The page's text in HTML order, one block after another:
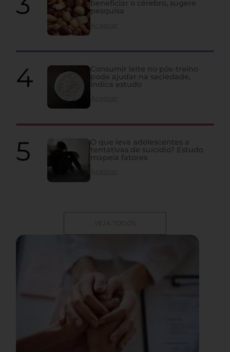
beneficiar o cérebro, sugere
pesquisa
Consumir leite no pós-treino
pode ajudar na saciedade,
indica estudo
O que leva adolescentes a
tentativas de suicídio? Estudo
mapeia fatores
VEJA TODOS